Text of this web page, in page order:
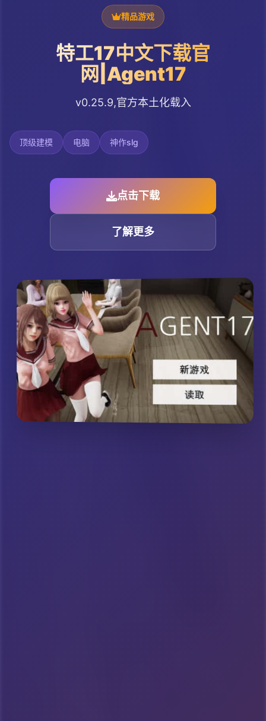
精品游戏
特工17中文下载官
网|Agent17
v0.25.9,官方本土化载入
顶级建模 电脑 神作slg
点击下载
了解更多